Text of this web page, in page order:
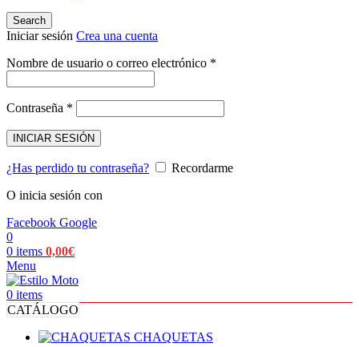
Search
Iniciar sesión Crea una cuenta
Nombre de usuario o correo electrónico *
Contraseña *
INICIAR SESIÓN
¿Has perdido tu contraseña?
Recordarme
O inicia sesión con
Facebook Google
0
0 items 0,00€
Menu
0 items
CATÁLOGO
CHAQUETAS